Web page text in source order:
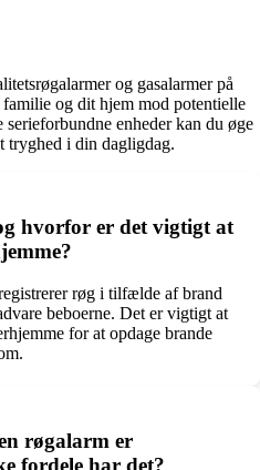
og gasalarmer på
og dit hjem mod potentielle
enheder kan du øge
tryghed i din dagligdag.
hvorfor er det vigtigt at
røg i tilfælde af brand
beboerne. Det er vigtigt at
for at opdage brande
røgalarm er
fordele har det?